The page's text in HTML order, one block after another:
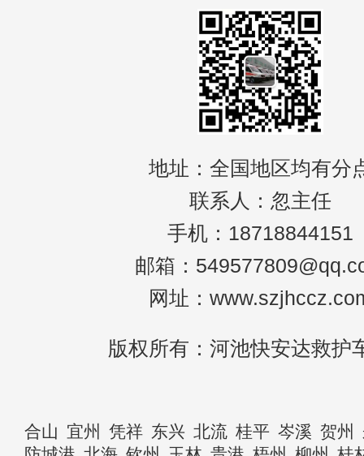
地址：全国地区均有分
联系人：忽主任
手机：18718844151
邮箱：
网址：
版权所有：河池快安达救护
合山 宜州 凭祥 东兴 北流 桂平 岑溪 贺州